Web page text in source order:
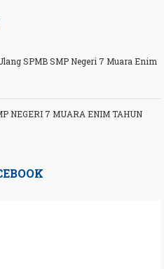
SPMB SMP Negeri 7 Muara Enim
NEGERI 7 MUARA ENIM TAHUN